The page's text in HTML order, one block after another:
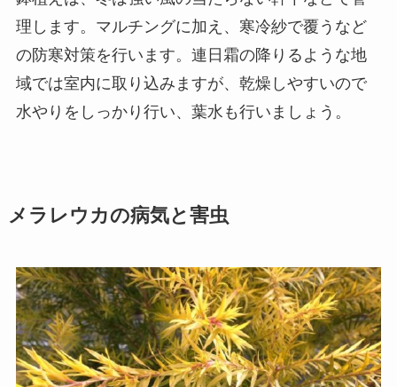
理します。マルチングに加え、寒冷紗で覆うなど
の防寒対策を行います。連日霜の降りるような地
域では室内に取り込みますが、乾燥しやすいので
水やりをしっかり行い、葉水も行いましょう。
メラレウカの病気と害虫